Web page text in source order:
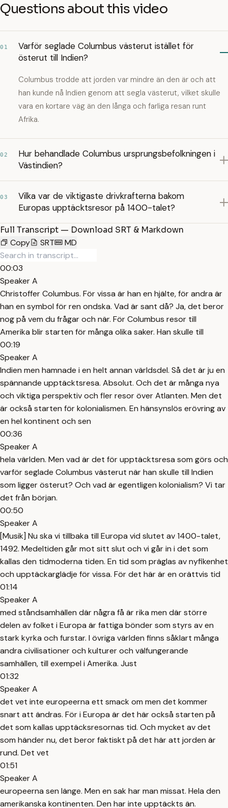
Questions about this video
01
Varför seglade Columbus västerut istället för
österut till Indien?
Columbus trodde att jorden var mindre än den är och att
han kunde nå Indien genom att segla västerut, vilket skulle
vara en kortare väg än den långa och farliga resan runt
Afrika.
02
Hur behandlade Columbus ursprungsbefolkningen i
Västindien?
03
Vilka var de viktigaste drivkrafterna bakom
Europas upptäcktsresor på 1400-talet?
Full Transcript — Download SRT & Markdown
Copy
SRT MD
00:03
Speaker A
Christoffer Columbus. För vissa är han en hjälte, för andra är
han en symbol för ren ondska. Vad är sant då? Ja, det beror
nog på vem du frågar och när. För Columbus resor till
Amerika blir starten för många olika saker. Han skulle till
00:19
Speaker A
Indien men hamnade i en helt annan världsdel. Så det är ju en
spännande upptäcktsresa. Absolut. Och det är många nya
och viktiga perspektiv och fler resor över Atlanten. Men det
är också starten för kolonialismen. En hänsynslös erövring av
en hel kontinent och sen
00:36
Speaker A
hela världen. Men vad är det för upptäcktsresa som görs och
varför seglade Columbus västerut när han skulle till Indien
som ligger österut? Och vad är egentligen kolonialism? Vi tar
det från början.
00:50
Speaker A
[Musik] Nu ska vi tillbaka till Europa vid slutet av 1400-talet,
1492. Medeltiden går mot sitt slut och vi går in i det som
kallas den tidmoderna tiden. En tid som präglas av nyfikenhet
och upptäckarglädje för vissa. För det här är en orättvis tid
01:14
Speaker A
med ståndsamhällen där några få är rika men där större
delen av folket i Europa är fattiga bönder som styrs av en
stark kyrka och furstar. I övriga världen finns såklart många
andra civilisationer och kulturer och välfungerande
samhällen, till exempel i Amerika. Just
01:32
Speaker A
det vet inte europeerna ett smack om men det kommer
snart att ändras. För i Europa är det här också starten på
det som kallas upptäcksresornas tid. Och mycket av det
som händer nu, det beror faktiskt på det här att jorden är
rund. Det vet
01:51
Speaker A
europeerna sen länge. Men en sak har man missat. Hela den
amerikanska kontinenten. Den har inte upptäckts än.